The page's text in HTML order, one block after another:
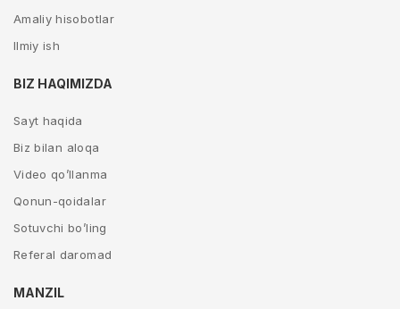
Amaliy hisobotlar
Ilmiy ish
BIZ HAQIMIZDA
Sayt haqida
Biz bilan aloqa
Video qo’llanma
Qonun-qoidalar
Sotuvchi bo’ling
Referal daromad
MANZIL